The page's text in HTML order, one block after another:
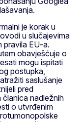
je korak u
u slučajevima
pravila EU-a.
obavješćuje o
mogu ispitati
postupka,
saslušanje
pred
članica nadležnih
o utvrđenim